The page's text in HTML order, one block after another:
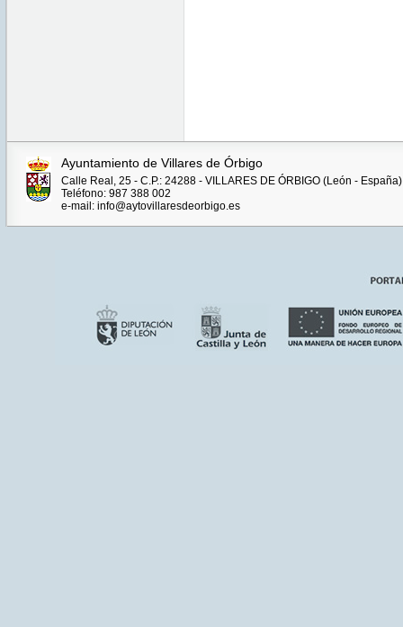
Ayuntamiento de Villares de Órbigo
Calle Real, 25 - C.P.: 24288 - VILLARES DE ÓRBIGO (León - España)
Teléfono: 987 388 002
e-mail: info@aytovillaresdeorbigo.es